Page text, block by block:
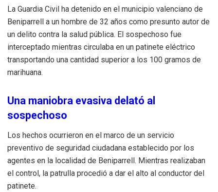
La Guardia Civil ha detenido en el municipio valenciano de
Beniparrell a un hombre de 32 años como presunto autor de
un delito contra la salud pública. El sospechoso fue
interceptado mientras circulaba en un patinete eléctrico
transportando una cantidad superior a los 100 gramos de
marihuana.
Una maniobra evasiva delató al
sospechoso
Los hechos ocurrieron en el marco de un servicio
preventivo de seguridad ciudadana establecido por los
agentes en la localidad de Beniparrell. Mientras realizaban
el control, la patrulla procedió a dar el alto al conductor del
patinete.